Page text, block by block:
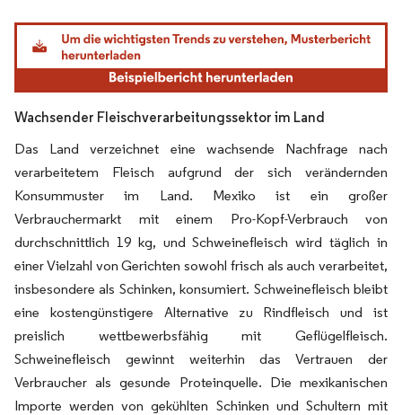
Bild © Mordor Intelligence. Wiederverwendung erfordert Namensnennung gemäß
Wachsender Fleischverarbeitungssektor im Land
Das Land verzeichnet eine wachsende Nachfrage nach
verarbeitetem Fleisch aufgrund der sich verändernden
Konsummuster im Land. Mexiko ist ein großer
Verbrauchermarkt mit einem Pro-Kopf-Verbrauch von
durchschnittlich 19 kg, und Schweinefleisch wird täglich in
einer Vielzahl von Gerichten sowohl frisch als auch verarbeitet,
insbesondere als Schinken, konsumiert. Schweinefleisch bleibt
eine kostengünstigere Alternative zu Rindfleisch und ist
preislich wettbewerbsfähig mit Geflügelfleisch.
Schweinefleisch gewinnt weiterhin das Vertrauen der
Verbraucher als gesunde Proteinquelle. Die mexikanischen
Importe werden von gekühlten Schinken und Schultern mit